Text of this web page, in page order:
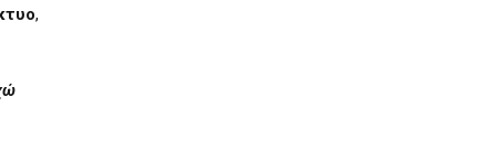
,